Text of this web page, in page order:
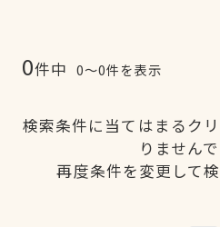
0件中 0〜0件を表示
検索条件に当てはまるク
りませんで
再度条件を変更して